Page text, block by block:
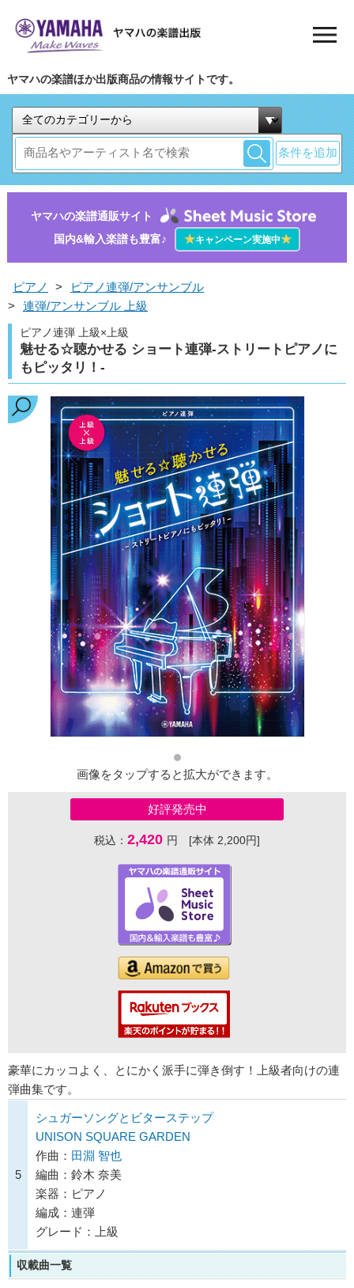
ヤマハの楽譜ほか出版商品の情報サイトです。
条件を追加
ヤマハの楽譜通販サイト
国内&輸入楽譜も豊富♪
★キャンペーン実施中★
ピアノ >
ピアノ連弾/アンサンブル
>
連弾/アンサンブル 上級
ピアノ連弾 上級×上級
魅せる☆聴かせる ショート連弾-ストリートピアノに
もピッタリ！-
画像をタップすると拡大ができます。
好評発売中
税込： 2,420 円 [本体 2,200円]
豪華にカッコよく、とにかく派手に弾き倒す！上級者向けの連
弾曲集です。
5
シュガーソングとビターステップ
UNISON SQUARE GARDEN
作曲： 田淵 智也
編曲：鈴木 奈美
楽器：ピアノ
編成：連弾
グレード：上級
収載曲一覧